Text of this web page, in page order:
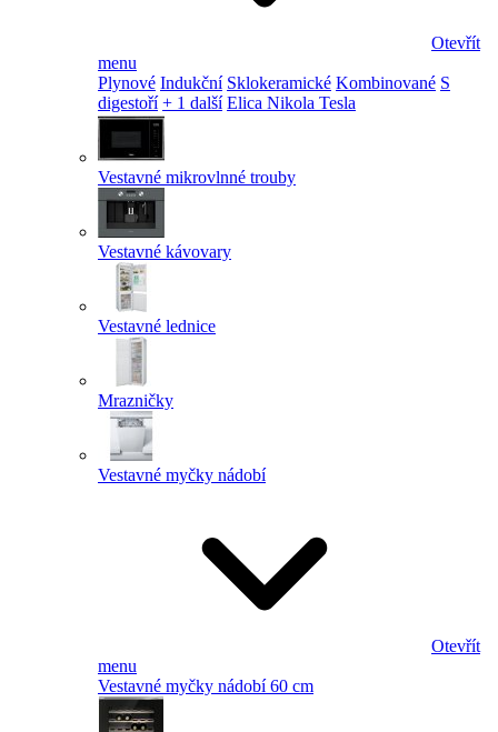
Otevřít
menu
Plynové Indukční Sklokeramické Kombinované S
digestoří + 1 další Elica Nikola Tesla
Vestavné mikrovlnné trouby
Vestavné kávovary
Vestavné lednice
Mrazničky
Vestavné myčky nádobí
Otevřít
menu
Vestavné myčky nádobí 60 cm